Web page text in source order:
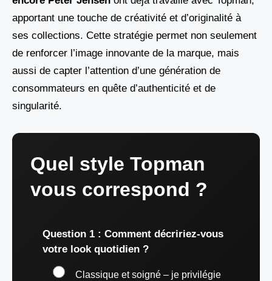
apportant une touche de créativité et d’originalité à
ses collections. Cette stratégie permet non seulement
de renforcer l’image innovante de la marque, mais
aussi de capter l’attention d’une génération de
consommateurs en quête d’authenticité et de
singularité.
Quel style Topman
vous correspond ?
Question 1 : Comment décririez-vous
votre look quotidien ?
Classique et soigné – je privilégie